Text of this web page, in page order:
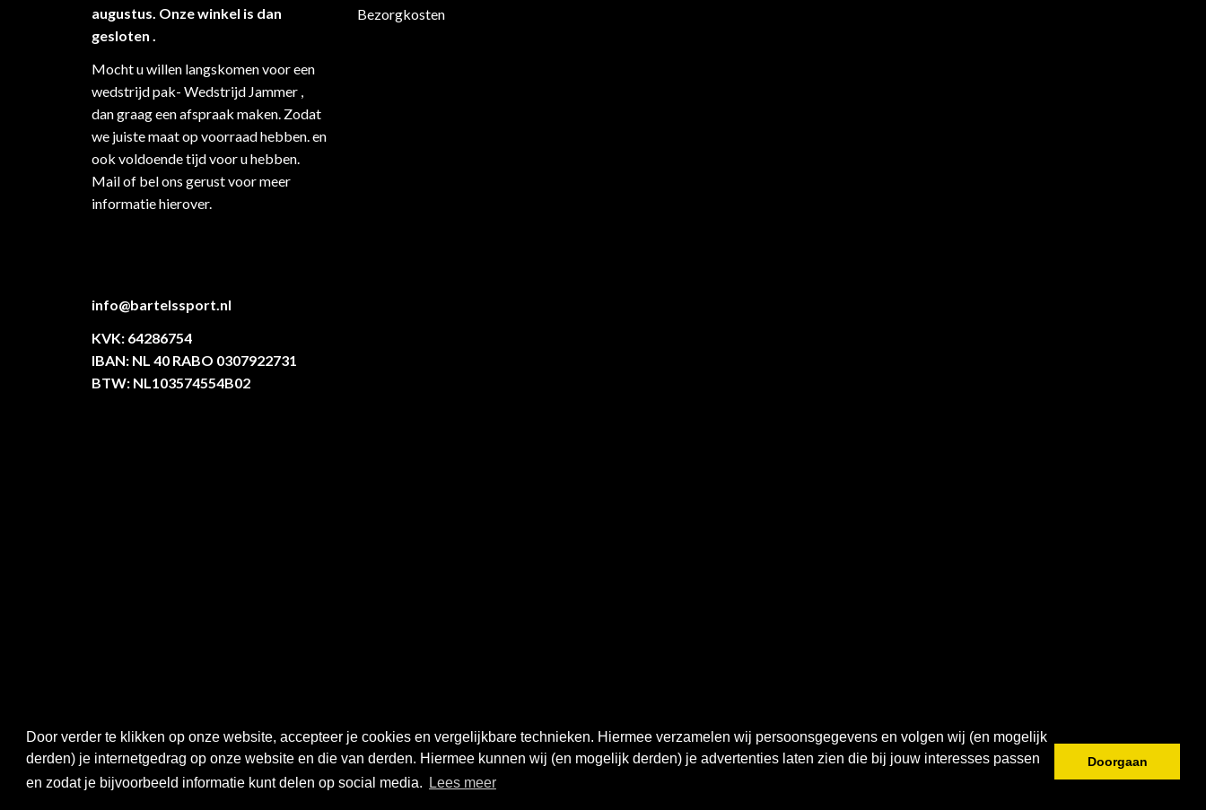
Door verder te klikken op onze website, accepteer je cookies en vergelijkbare technieken. Hiermee verzamelen wij persoonsgegevens en volgen wij (en mogelijk
derden) je internetgedrag op onze website en die van derden. Hiermee kunnen wij (en mogelijk derden) je advertenties laten zien die bij jouw interesses passen
en zodat je bijvoorbeeld informatie kunt delen op social media.
Lees meer
Doorgaan
augustus. Onze winkel is dan
gesloten .
Mocht u willen langskomen voor een
wedstrijd pak- Wedstrijd Jammer ,
dan graag een afspraak maken. Zodat
we juiste maat op voorraad hebben. en
ook voldoende tijd voor u hebben.
Mail of bel ons gerust voor meer
informatie hierover.
info@bartelssport.nl
KVK: 64286754
IBAN: NL 40 RABO 0307922731
BTW: NL103574554B02
Bezorgkosten
© 2026 - Bartels Sport Webshop.